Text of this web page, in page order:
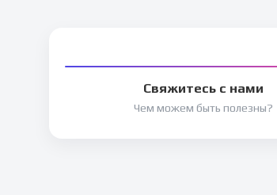
Свяжитесь с нами
Чем можем быть полезны?